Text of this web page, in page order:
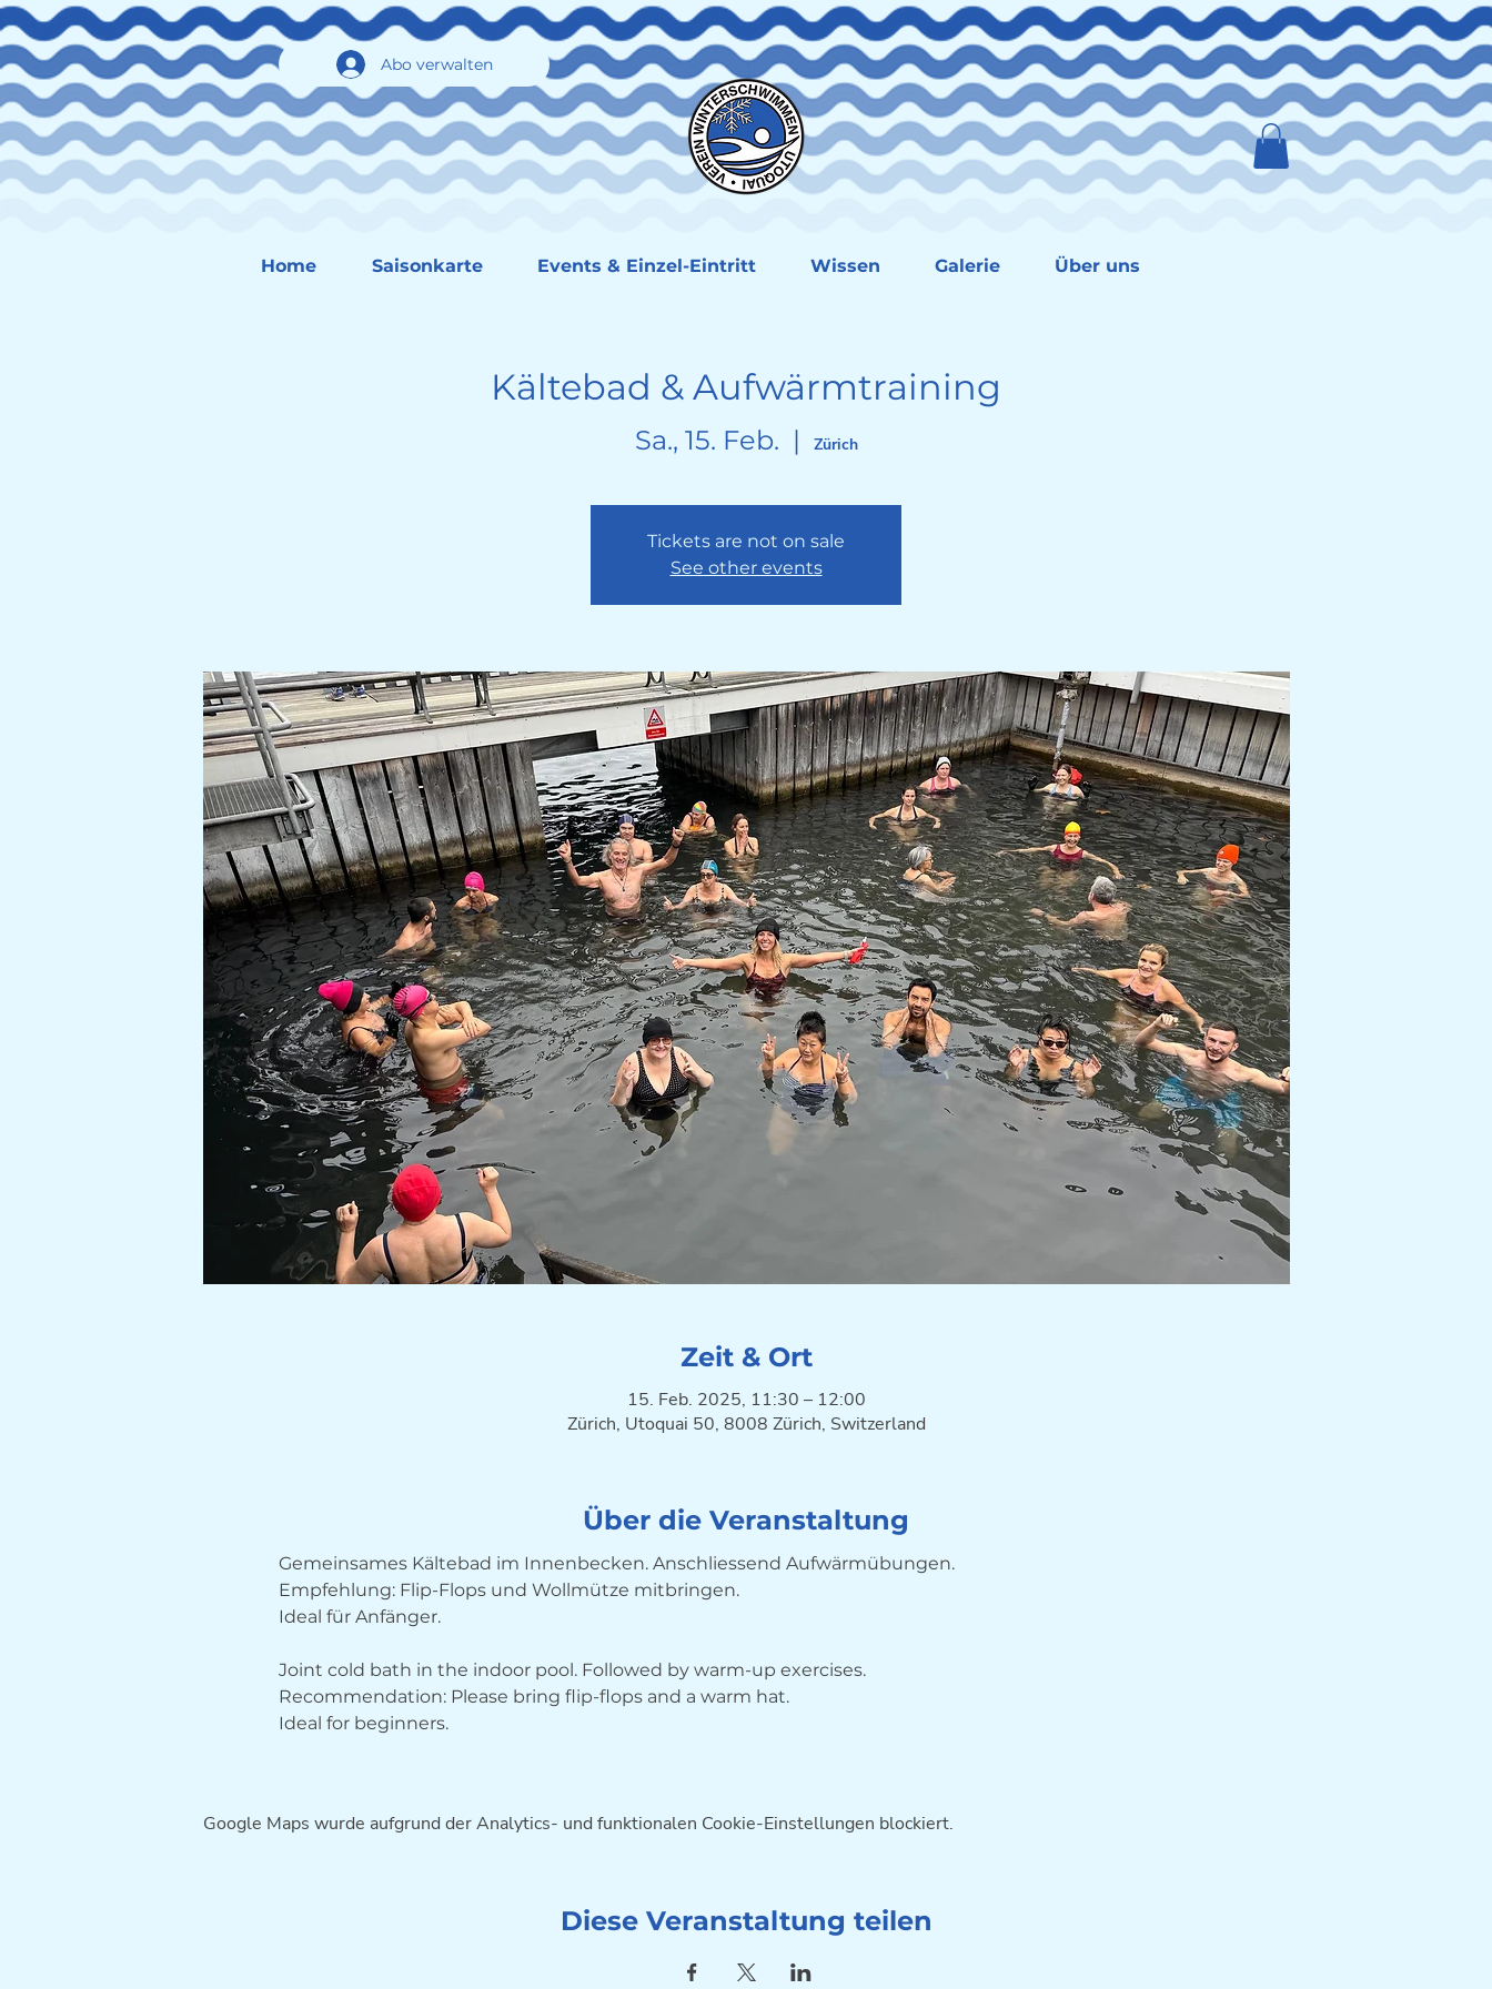
Abo verwalten
Home Saisonkarte Events & Einzel-Eintritt Wissen Galerie Über uns
Kältebad & Aufwärmtraining
Sa., 15. Feb.
  |
Zürich
Tickets are not on sale
See other events
Zeit & Ort
15. Feb. 2025, 11:30 – 12:00
Zürich, Utoquai 50, 8008 Zürich, Switzerland
Über die Veranstaltung
Gemeinsames Kältebad im Innenbecken. Anschliessend Aufwärmübungen.
Empfehlung: Flip-Flops und Wollmütze mitbringen.
Ideal für Anfänger.
Joint cold bath in the indoor pool. Followed by warm-up exercises.
Recommendation: Please bring flip-flops and a warm hat.
Ideal for beginners.
Google Maps wurde aufgrund der Analytics- und funktionalen Cookie-Einstellungen blockiert.
Diese Veranstaltung teilen